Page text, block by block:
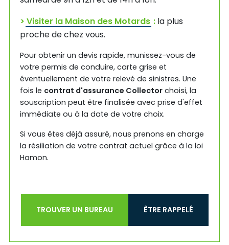
> Visiter la Maison des Motards : la plus
proche de chez vous.
Pour obtenir un devis rapide, munissez-vous de
votre permis de conduire, carte grise et
éventuellement de votre relevé de sinistres. Une
fois le contrat d'assurance Collector choisi, la
souscription peut être finalisée avec prise d'effet
immédiate ou à la date de votre choix.
Si vous êtes déjà assuré, nous prenons en charge
la résiliation de votre contrat actuel grâce à la loi
Hamon.
TROUVER UN BUREAU ÊTRE RAPPELÉ